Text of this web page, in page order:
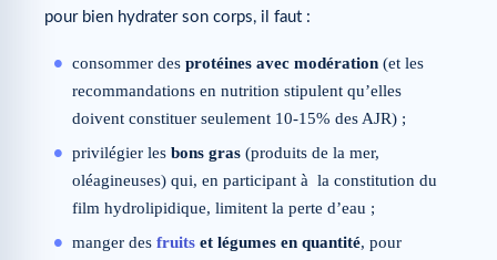
pour bien hydrater son corps, il faut :
consommer des protéines avec modération (et les
recommandations en nutrition stipulent qu’elles
doivent constituer seulement 10-15% des AJR) ;
privilégier les bons gras (produits de la mer,
oléagineuses) qui, en participant à la constitution du
film hydrolipidique, limitent la perte d’eau ;
manger des fruits et légumes en quantité, pour